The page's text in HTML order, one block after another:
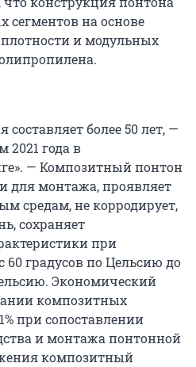
сегментов на основе
и модульных
более 50 лет, —
2021 года в
— Композитный понтон
для монтажа, проявляет
средам, не корродирует,
сохраняет
при
60 градусов по Цельсию до
Экономический
композитных
при сопоставлении
и монтажа понтонной
композитный